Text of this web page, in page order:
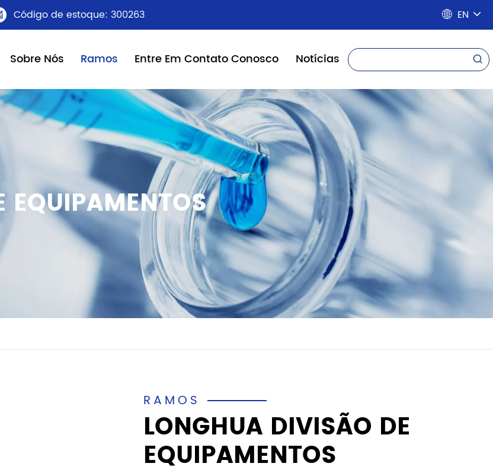
Código de estoque: 300263  EN
Sobre Nós Ramos Entre Em Contato Conosco Notícias 
EQUIPAMENTOS
RAMOS
LONGHUA DIVISÃO DE
EQUIPAMENTOS